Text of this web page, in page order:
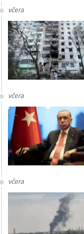
včera
včera
včera